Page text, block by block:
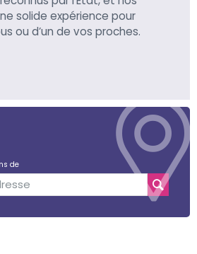
solide expérience pour
ou d’un de vos proches.
de